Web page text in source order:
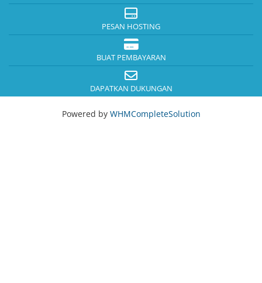
PESAN HOSTING
BUAT PEMBAYARAN
DAPATKAN DUKUNGAN
Powered by WHMCompleteSolution